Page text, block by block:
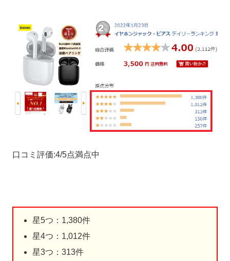
口コミ評価:4/5点満点中
星5つ：1,380件
星4つ：1,012件
星3つ：313件